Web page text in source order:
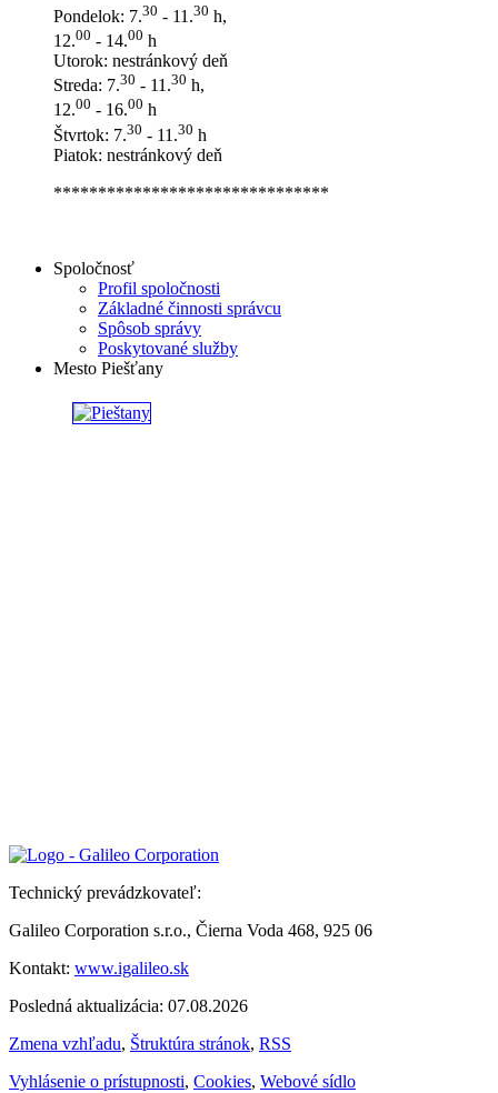
Pondelok: 7.30 - 11.30 h,
12.00 - 14.00 h
Utorok: nestránkový deň
Streda: 7.30 - 11.30 h,
12.00 - 16.00 h
Štvrtok: 7.30 - 11.30 h
Piatok: nestránkový deň
*******************************
Spoločnosť
Profil spoločnosti
Základné činnosti správcu
Spôsob správy
Poskytované služby
Mesto Piešťany
Technický prevádzkovateľ:
Galileo Corporation s.r.o., Čierna Voda 468, 925 06
Kontakt: www.igalileo.sk
Posledná aktualizácia: 07.08.2026
Zmena vzhľadu, Štruktúra stránok, RSS
Vyhlásenie o prístupnosti, Cookies, Webové sídlo